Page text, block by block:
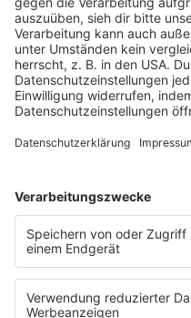
LINKS VON SIDO
INSTAGRAM
TIKTOK
FACEBOOK
WEBSITE